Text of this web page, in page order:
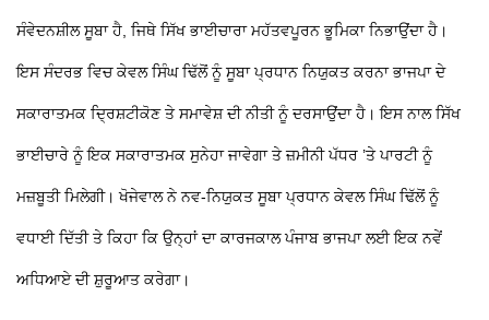
ਸੰਵੇਦਨਸ਼ੀਲ ਸੂਬਾ ਹੈ, ਜਿਥੇ ਸਿੱਖ ਭਾਈਚਾਰਾ ਮਹੱਤਵਪੂਰਨ ਭੂਮਿਕਾ ਨਿਭਾਉਂਦਾ ਹੈ।
ਇਸ ਸੰਦਰਭ ਵਿਚ ਕੇਵਲ ਸਿੰਘ ਢਿੱਲੋਂ ਨੂੰ ਸੂਬਾ ਪ੍ਰਧਾਨ ਨਿਯੁਕਤ ਕਰਨਾ ਭਾਜਪਾ ਦੇ
ਸਕਾਰਾਤਮਕ ਦ੍ਰਿਸ਼ਟੀਕੋਣ ਤੇ ਸਮਾਵੇਸ਼ ਦੀ ਨੀਤੀ ਨੂੰ ਦਰਸਾਉਂਦਾ ਹੈ। ਇਸ ਨਾਲ ਸਿੱਖ
ਭਾਈਚਾਰੇ ਨੂੰ ਇਕ ਸਕਾਰਾਤਮਕ ਸੁਨੇਹਾ ਜਾਵੇਗਾ ਤੇ ਜ਼ਮੀਨੀ ਪੱਧਰ ’ਤੇ ਪਾਰਟੀ ਨੂੰ
ਮਜ਼ਬੂਤੀ ਮਿਲੇਗੀ। ਖੋਜੇਵਾਲ ਨੇ ਨਵ-ਨਿਯੁਕਤ ਸੂਬਾ ਪ੍ਰਧਾਨ ਕੇਵਲ ਸਿੰਘ ਢਿੱਲੋਂ ਨੂੰ
ਵਧਾਈ ਦਿੱਤੀ ਤੇ ਕਿਹਾ ਕਿ ਉਨ੍ਹਾਂ ਦਾ ਕਾਰਜਕਾਲ ਪੰਜਾਬ ਭਾਜਪਾ ਲਈ ਇਕ ਨਵੇਂ
ਅਧਿਆਏ ਦੀ ਸ਼ੁਰੂਆਤ ਕਰੇਗਾ।